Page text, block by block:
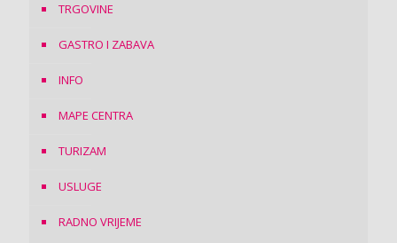
TRGOVINE
GASTRO I ZABAVA
INFO
MAPE CENTRA
TURIZAM
USLUGE
RADNO VRIJEME